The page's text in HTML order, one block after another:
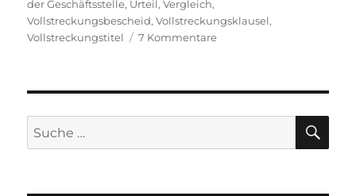
der Geschäftsstelle, Urteil,Vergleich,
Vollstreckungsbescheid,Vollstreckungsklausel,
Vollstreckungstitel
7 Kommentarezu
und
Vollstreckungsklausel
Suche
nach: